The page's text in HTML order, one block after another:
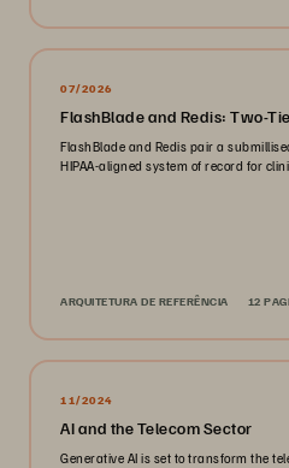
07/2026
FlashBlade and Redis: Two-
FlashBlade and Redis pair a
HIPAA-aligned system of record for
ARQUITETURA DE REFERÊNCIA 12
11/2024
AI and the Telecom Sector
Generative AI is set to transform the